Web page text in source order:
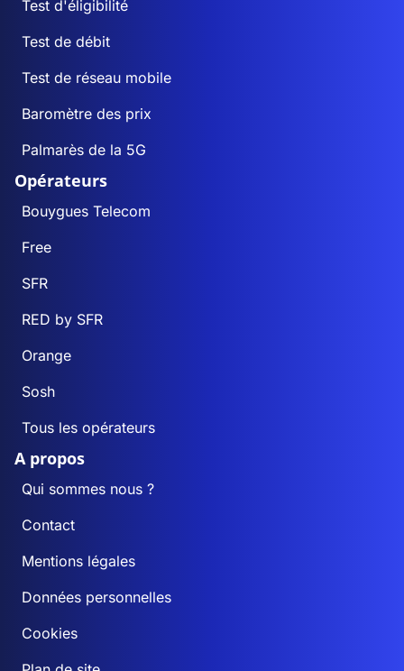
Test d'éligibilité
Test de débit
Test de réseau mobile
Baromètre des prix
Palmarès de la 5G
Opérateurs
Bouygues Telecom
Free
SFR
RED by SFR
Orange
Sosh
Tous les opérateurs
A propos
Qui sommes nous ?
Contact
Mentions légales
Données personnelles
Cookies